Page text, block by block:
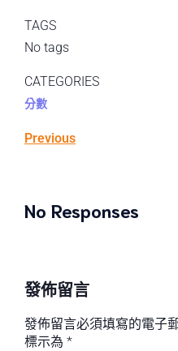
TAGS
No tags
CATEGORIES
分數
Previous
No Responses
發佈留言
發佈留言必須填寫的電子
標示為 *